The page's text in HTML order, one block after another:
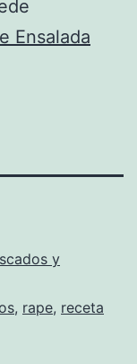
Ensalada
y
, rape, receta